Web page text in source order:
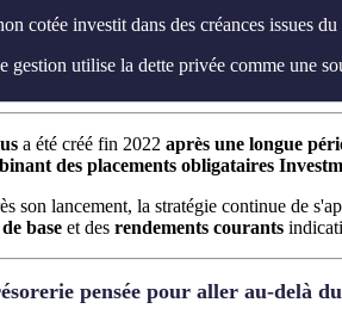
cotée investit dans des créances issues
gestion utilise la dette privée comme une
a été créé fin 2022 après une longue
des placements obligataires
son lancement, la stratégie continue de
base et des rendements courants
pensée pour aller au-delà